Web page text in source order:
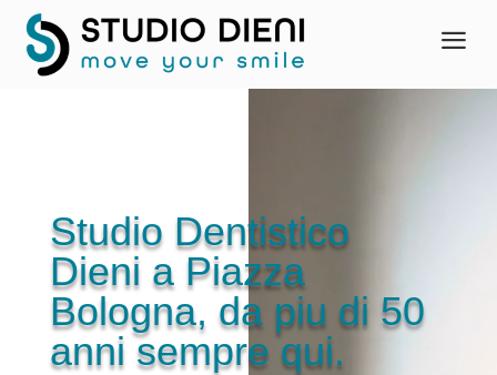
a
Studio Dentistico
Dieni a Piazza
Bologna, da piu di 50
anni sempre qui.